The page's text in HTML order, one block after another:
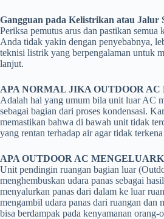
Gangguan pada Kelistrikan atau Jalur
Periksa pemutus arus dan pastikan
Anda tidak yakin dengan penyebabnya,
teknisi listrik yang berpengalaman untuk
lanjut.
APA NORMAL JIKA OUTDOOR
Adalah hal yang umum bila unit luar AC
sebagai bagian dari proses kondensasi.
memastikan bahwa di bawah unit tidak
yang rentan terhadap air agar tidak
APA OUTDOOR AC
Unit pendingin ruangan bagian luar
menghembuskan udara panas sebagai
menyalurkan panas dari dalam ke luar
mengambil udara panas dari ruangan dan
bisa berdampak pada kenyamanan